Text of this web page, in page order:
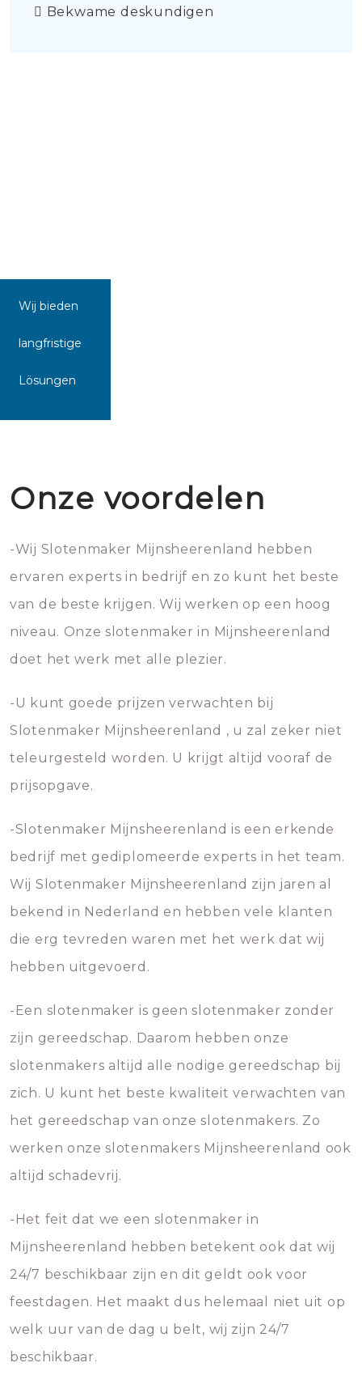
Bekwame deskundigen
Wij bieden
langfristige
Lösungen
Onze voordelen
-Wij Slotenmaker Mijnsheerenland hebben
ervaren experts in bedrijf en zo kunt het beste
van de beste krijgen. Wij werken op een hoog
niveau. Onze slotenmaker in Mijnsheerenland
doet het werk met alle plezier.
-U kunt goede prijzen verwachten bij
Slotenmaker Mijnsheerenland , u zal zeker niet
teleurgesteld worden. U krijgt altijd vooraf de
prijsopgave.
-Slotenmaker Mijnsheerenland is een erkende
bedrijf met gediplomeerde experts in het team.
Wij Slotenmaker Mijnsheerenland zijn jaren al
bekend in Nederland en hebben vele klanten
die erg tevreden waren met het werk dat wij
hebben uitgevoerd.
-Een slotenmaker is geen slotenmaker zonder
zijn gereedschap. Daarom hebben onze
slotenmakers altijd alle nodige gereedschap bij
zich. U kunt het beste kwaliteit verwachten van
het gereedschap van onze slotenmakers. Zo
werken onze slotenmakers Mijnsheerenland ook
altijd schadevrij.
-Het feit dat we een slotenmaker in
Mijnsheerenland hebben betekent ook dat wij
24/7 beschikbaar zijn en dit geldt ook voor
feestdagen. Het maakt dus helemaal niet uit op
welk uur van de dag u belt, wij zijn 24/7
beschikbaar.